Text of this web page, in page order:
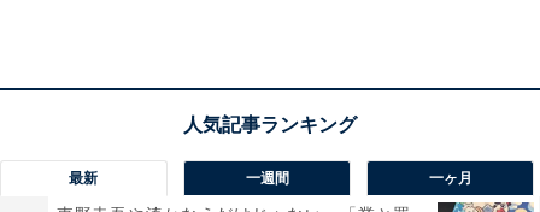
化学準備室で話している時の隠し撮り映像をネタに呼び
を持って1人で立ち向かっていました。そして揉み合う
最新 一週間 一ヶ月